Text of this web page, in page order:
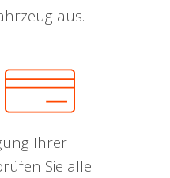
aus.
Ihrer
Sie alle